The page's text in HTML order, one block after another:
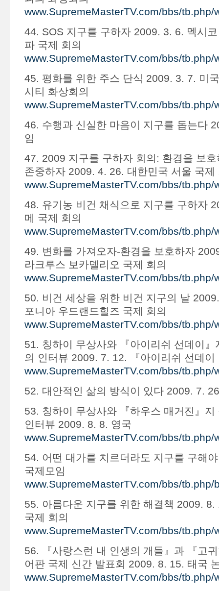
www.SupremeMasterTV.com/bbs/tb.php/
44. SOS 지구를 구하자 2009. 3. 6. 멕시
파 국제 회의
www.SupremeMasterTV.com/bbs/tb.php/
45. 평화를 위한 주스 단식 2009. 3. 7. 미
시티 화상회의
www.SupremeMasterTV.com/bbs/tb.php/
46. 수행과 신실한 마음이 지구를 돕는다
임
47. 2009 지구를 구하자 회의: 환경을 보
존중하자 2009. 4. 26. 대한민국 서울 국제
www.SupremeMasterTV.com/bbs/tb.php/
48. 유기농 비건 채식으로 지구를 구하자
메 국제 회의
www.SupremeMasterTV.com/bbs/tb.php/
49. 변화를 가져오자-환경을 보호하자
라크루스 보카델리오 국제 회의
www.SupremeMasterTV.com/bbs/tb.php/
50. 비건 세상을 위한 비건 지구의 날
포니아 우드랜드힐즈 국제 회의
www.SupremeMasterTV.com/bbs/tb.php/
51. 칭하이 무상사와 『아이리쉬 선데이』
의 인터뷰 2009. 7. 12. 『아이리쉬 선데이
www.SupremeMasterTV.com/bbs/tb.php/
52. 대안적인 삶의 방식이 있다 2009. 7.
53. 칭하이 무상사와 『하우스 매거진』지
인터뷰 2009. 8. 8. 영국
www.SupremeMasterTV.com/bbs/tb.php/
54. 어떤 대가를 치르더라도 지구를 구해
국제모임
www.SupremeMasterTV.com/bbs/tb.php/
55. 아름다운 지구를 위한 해결책 2009. 8.
국제 회의
www.SupremeMasterTV.com/bbs/tb.php/
56. 『사랑스런 내 인생의 개들』과 『고
어판 국제 신간 발표회 2009. 8. 15. 태국
www.SupremeMasterTV.com/bbs/tb.php/